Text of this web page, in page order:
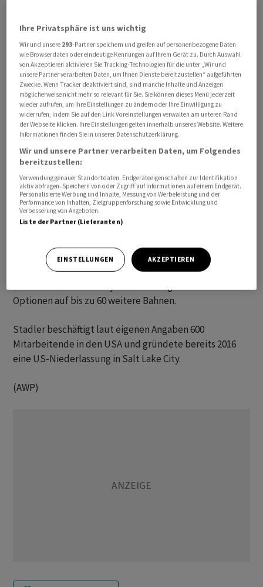
Das Verkehrsunternehmen aus Salt Lake City hat 20
weitere Stadtbahnfahrzeuge vom Typ Stadler Citylink
bestellt. Damit werde eine Option aus der
Grundbestellung vom Herbst 2024 eingelöst, teilte
Stadler am Dienstag mit. Die Züge sind den Angaben
zufolge speziell auf den UTA TRAX Stadtbahn-Betrieb
in und um Salt Lake City zugeschnitten.
Gebaut werden die Fahrzeuge im Stadler-Werk in Salt
40 Bahnen im US-Bundesstaat Utah. Der ursprüngliche
Auftrag im Wert von 129 Millionen Dollar umfasste
ebenfalls bereits 20 Citylink-Fahrzeuge mit einer
Optionen auf bis zu 60 weitere Bahnen.
Stadler beschäftigt laut eigenen Angaben 600
Mitarbeitende in den USA und gründete bereits 2016
eine US-Niederlassung in Salt Lake City.
(AWP)
Ihre Privatsphäre ist uns wichtig
Wir und unsere 293-Partner speichern und greifen auf personenbezogene Daten
wie Browserdaten oder eindeutige Kennungen auf Ihrem Gerät zu. Durch Auswahl
von Akzeptieren aktivieren Sie Tracking-Technologien für die unter „Wir und
unsere Partner verarbeiten Daten, um Ihnen Dienste bereitzustellen“ aufgeführten
Zwecke. Wenn Tracker deaktiviert sind, sind manche Inhalte und Anzeigen
möglicherweise nicht mehr so relevant für Sie. Sie können dieses Menü jederzeit
wieder aufrufen, um Ihre Einstellungen zu ändern oder Ihre Einwilligung zu
widerrufen, indem Sie auf den Link Voreinstellungen verwalten am unteren Rand
der Webseite klicken. Ihre Einstellungen gelten innerhalb unseres Website. Weitere
Informationen finden Sie in unserer Datenschutzerklärung.
Wir und unsere Partner verarbeiten Daten, um Folgendes
bereitzustellen:
Verwendung genauer Standortdaten. Endgeräteeigenschaften zur Identifikation
aktiv abfragen. Speichern von oder Zugriff auf Informationen auf einem Endgerät.
Personalisierte Werbung und Inhalte, Messung von Werbeleistung und der
Performance von Inhalten, Zielgruppenforschung sowie Entwicklung und
Verbesserung von Angeboten.
Liste der Partner (Lieferanten)
EINSTELLUNGEN AKZEPTIEREN